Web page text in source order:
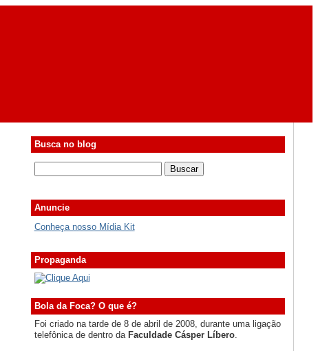
Busca no blog
Anuncie
Conheça nosso Mídia Kit
Propaganda
Bola da Foca? O que é?
Foi criado na tarde de 8 de abril de 2008, durante uma ligação
telefônica de dentro da Faculdade Cásper Líbero.